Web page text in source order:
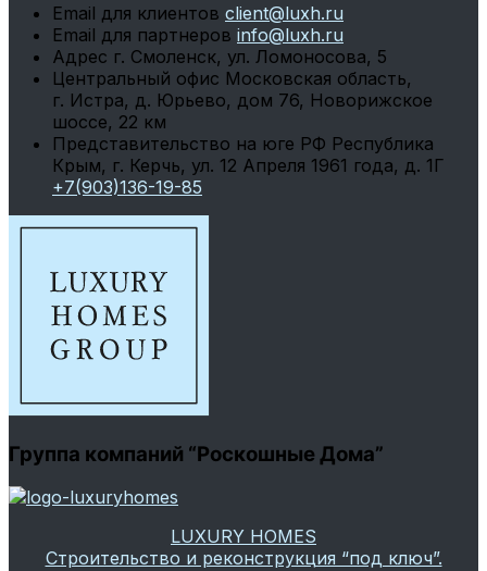
Email для клиентов client@luxh.ru
Email для партнеров info@luxh.ru
Адрес г. Смоленск, ул. Ломоносова, 5
Центральный офис Московская область,
г. Истра, д. Юрьево, дом 76, Новорижское
шоссе, 22 км
Представительство на юге РФ Республика
Крым, г. Керчь, ул. 12 Апреля 1961 года, д. 1Г
+7(903)136-19-85
Группа компаний “Роскошные Дома”
LUXURY HOMES
Строительство и реконструкция “под ключ”.